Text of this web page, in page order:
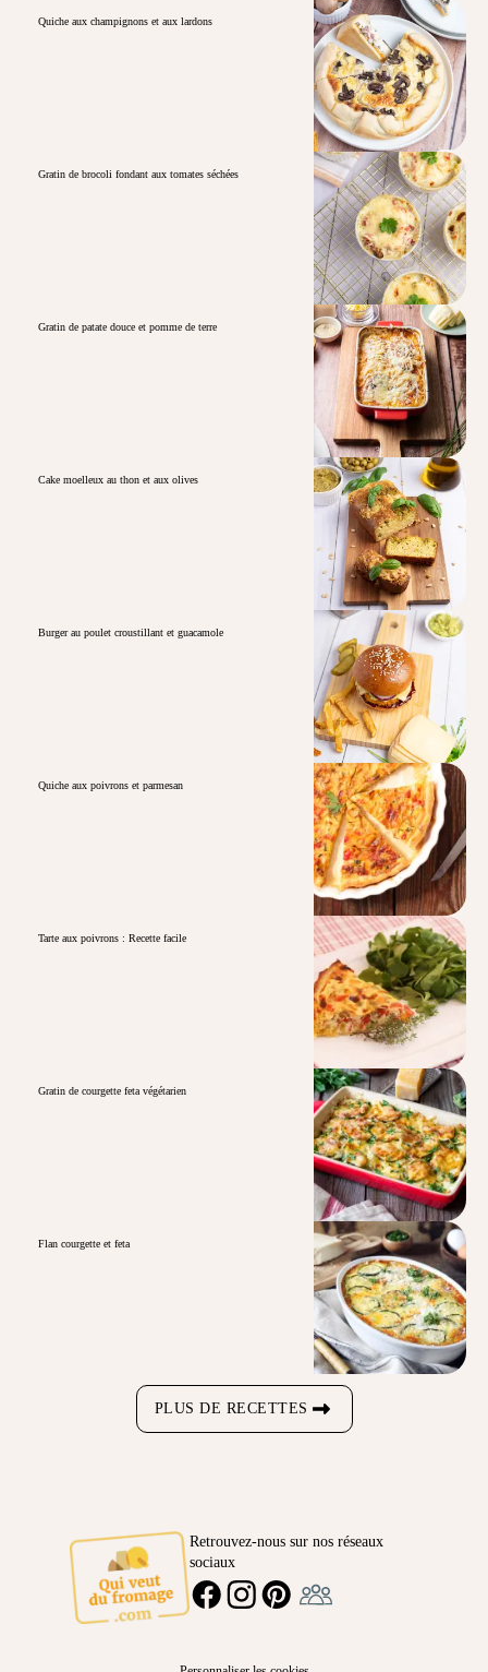
Quiche aux champignons et aux lardons
Gratin de brocoli fondant aux tomates séchées
Gratin de patate douce et pomme de terre
Cake moelleux au thon et aux olives
Burger au poulet croustillant et guacamole
Quiche aux poivrons et parmesan
Tarte aux poivrons : Recette facile
Gratin de courgette feta végétarien
Flan courgette et feta
PLUS DE RECETTES
Retrouvez-nous sur nos réseaux
sociaux
FACEBOOKINSTAGRAMPINTEREST